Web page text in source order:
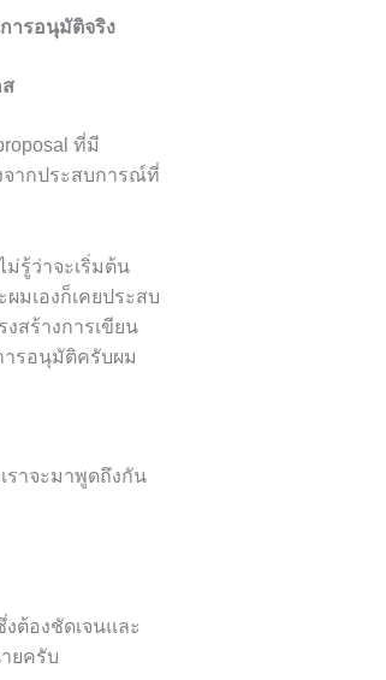
ารอนุมัติจริง
ส
ที่มี
จากประสบการณ์ที่
รู้ว่าจะเริ่มต้น
มเองก็เคยประสบ
สร้างการเขียน
รอนุมัติครับผม
ราจะมาพูดถึงกัน
ต้องชัดเจนและ
ยครับ